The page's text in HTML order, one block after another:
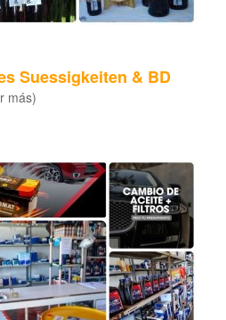
Suessigkeiten & BD
más)